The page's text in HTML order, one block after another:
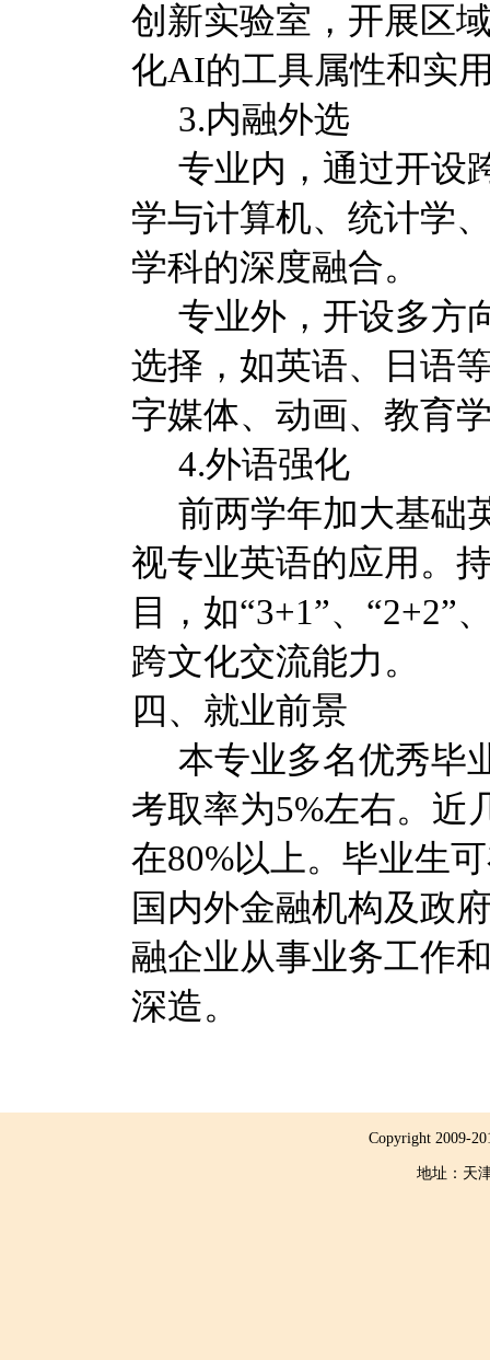
创新实验室，开展区
化AI的工具属性和实
3.内融外选
专业内，通过开设
学与计算机、统计学
学科的深度融合。
专业外，开设多方
选择，如英语、日语
字媒体、动画、教育
4.外语强化
前两学年加大基础
视专业英语的应用。
目，如“3+1”、“2+2”
跨文化交流能力。
四、就业前景
本专业多名优秀毕
考取率为5%左右。近
在80%以上。毕业生
国内外金融机构及政
融企业从事业务工作
深造。
Copyright 2009-
地址：天